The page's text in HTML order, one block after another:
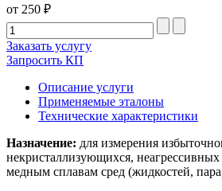
от 250 ₽
Заказать услугу
Запросить КП
Описание услуги
Применяемые эталоны
Технические характеристики
Назначение: для измерения
некристаллизующихся,
медным сплавам сред (жидкостей,